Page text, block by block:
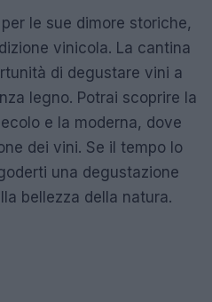
le sue dimore storiche,
vinicola. La cantina
di degustare vini a
legno. Potrai scoprire la
e la moderna, dove
dei vini. Se il tempo lo
una degustazione
bellezza della natura.